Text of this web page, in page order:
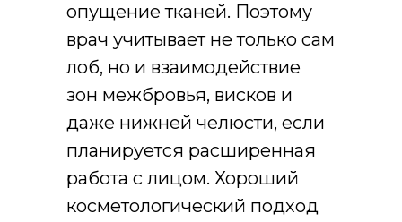
опущение тканей. Поэтому
врач учитывает не только сам
лоб, но и взаимодействие
зон межбровья, висков и
даже нижней челюсти, если
планируется расширенная
работа с лицом. Хороший
косметологический подход